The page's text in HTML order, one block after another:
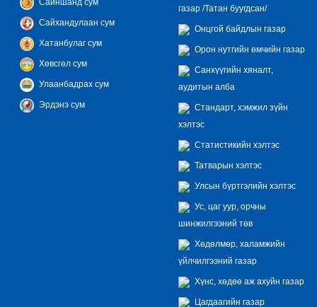
Сайхандулаан сум
Хатанбулаг сум
Хөвсгөл сум
Улаанбадрах сум
Эрдэнэ сум
газар /Татан буугдсан/
Онцгой байдлын газар
Орон нутгийн өмчийн газар
Санхүүгийн хяналт,
аудитын алба
Стандарт, хэмжил зүйн
хэлтэс
Статистикийн хэлтэс
Татварын хэлтэс
Улсын бүртгэлийн хэлтэс
Ус, цаг уур, орчны
шинжилгээний төв
Хөдөлмөр, халамжийн
үйлчилгээний газар
Хүнс, хөдөө аж ахуйн газар
Цагдаагийн газар